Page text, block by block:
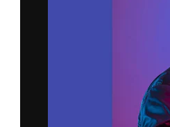
La plateforme
vos meilleurs
d’abonnés :